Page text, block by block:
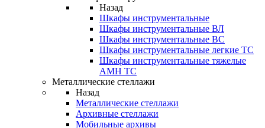
Назад
Шкафы инструментальные
Шкафы инструментальные ВЛ
Шкафы инструментальные ВС
Шкафы инструментальные легкие ТС
Шкафы инструментальные тяжелые
AMH TC
Металлические стеллажи
Назад
Металлические стеллажи
Архивные стеллажи
Мобильные архивы